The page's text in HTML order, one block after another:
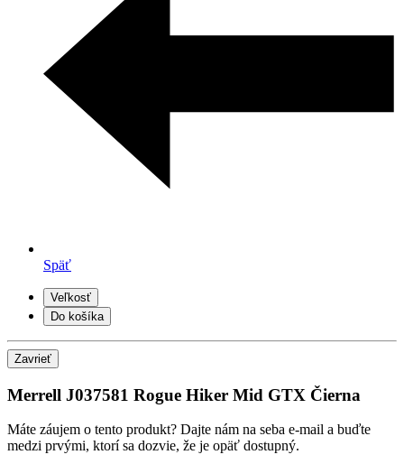
Späť
Veľkosť
Do košíka
Zavrieť
Merrell J037581 Rogue Hiker Mid GTX Čierna
Máte záujem o tento produkt? Dajte nám na seba e-mail a buďte
medzi prvými, ktorí sa dozvie, že je opäť dostupný.